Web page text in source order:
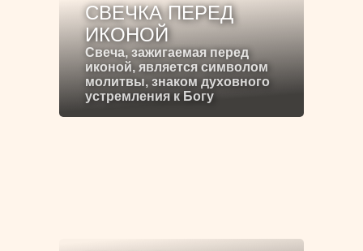
СВЕЧКА ПЕРЕД
ИКОНОЙ
Свеча, зажигаемая перед
иконой, является символом
молитвы, знаком духовного
устремления к Богу